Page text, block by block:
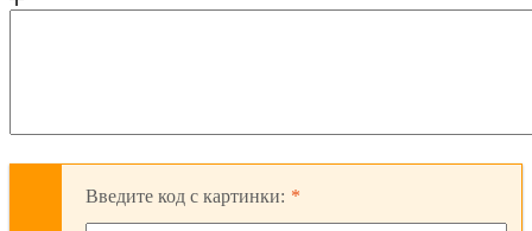
Введите код с картинки: